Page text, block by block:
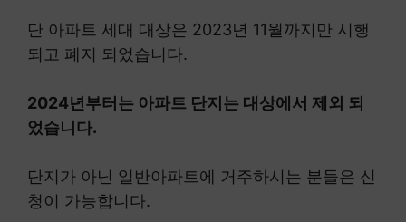
단 아파트 세대 대상은 2023년 11월까지만 시행
되고 폐지 되었습니다.
2024년부터는 아파트 단지는 대상에서 제외 되
었습니다.
단지가 아닌 일반아파트에 거주하시는 분들은 신
청이 가능합니다.